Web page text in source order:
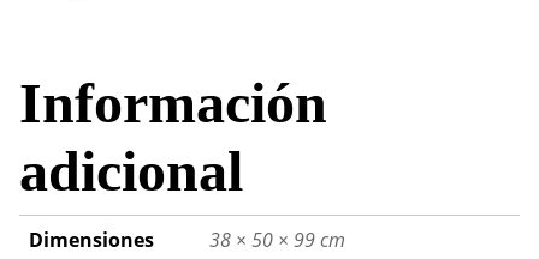
Información
adicional
Dimensiones 38 × 50 × 99 cm